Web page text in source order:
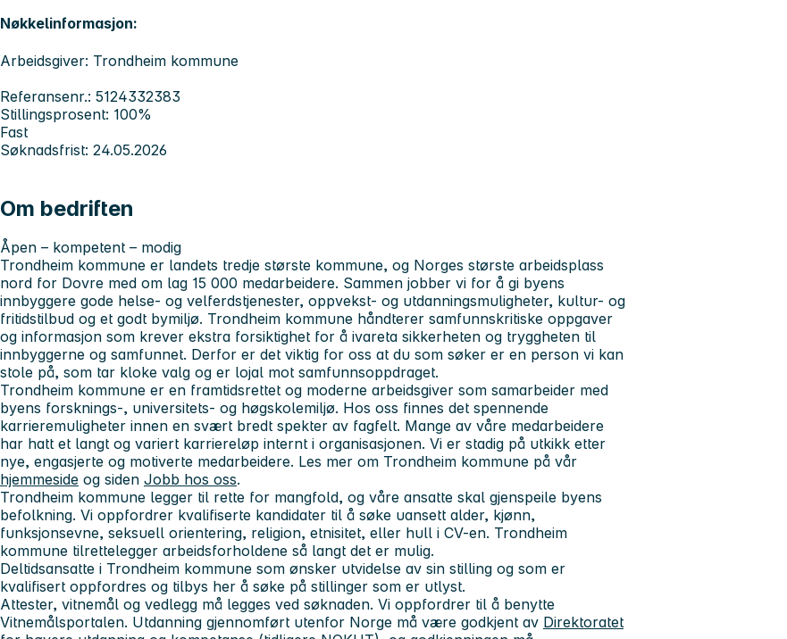
Nøkkelinformasjon:
Arbeidsgiver: Trondheim kommune
Referansenr.: 5124332383
Stillingsprosent: 100%
Fast
Søknadsfrist: 24.05.2026
Om bedriften
Åpen – kompetent – modig
Trondheim kommune er landets tredje største kommune, og Norges største arbeidsplass
nord for Dovre med om lag 15 000 medarbeidere. Sammen jobber vi for å gi byens
innbyggere gode helse- og velferdstjenester, oppvekst- og utdanningsmuligheter, kultur- og
fritidstilbud og et godt bymiljø. Trondheim kommune håndterer samfunnskritiske oppgaver
og informasjon som krever ekstra forsiktighet for å ivareta sikkerheten og tryggheten til
innbyggerne og samfunnet. Derfor er det viktig for oss at du som søker er en person vi kan
stole på, som tar kloke valg og er lojal mot samfunnsoppdraget.
Trondheim kommune er en framtidsrettet og moderne arbeidsgiver som samarbeider med
byens forsknings-, universitets- og høgskolemiljø. Hos oss finnes det spennende
karrieremuligheter innen en svært bredt spekter av fagfelt. Mange av våre medarbeidere
har hatt et langt og variert karriereløp internt i organisasjonen. Vi er stadig på utkikk etter
nye, engasjerte og motiverte medarbeidere. Les mer om Trondheim kommune på vår
hjemmeside og siden Jobb hos oss.
Trondheim kommune legger til rette for mangfold, og våre ansatte skal gjenspeile byens
befolkning. Vi oppfordrer kvalifiserte kandidater til å søke uansett alder, kjønn,
funksjonsevne, seksuell orientering, religion, etnisitet, eller hull i CV-en. Trondheim
kommune tilrettelegger arbeidsforholdene så langt det er mulig.
Deltidsansatte i Trondheim kommune som ønsker utvidelse av sin stilling og som er
kvalifisert oppfordres og tilbys her å søke på stillinger som er utlyst.
Attester, vitnemål og vedlegg må legges ved søknaden. Vi oppfordrer til å benytte
Vitnemålsportalen. Utdanning gjennomført utenfor Norge må være godkjent av Direktoratet